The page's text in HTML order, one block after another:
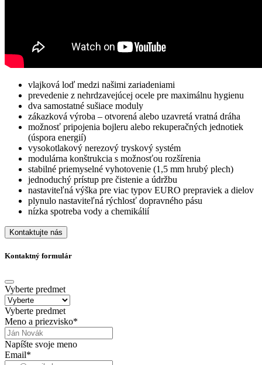
vlajková loď medzi našimi zariadeniami
prevedenie z nehrdzavejúcej ocele pre maximálnu hygienu
dva samostatné sušiace moduly
zákazková výroba – otvorená alebo uzavretá vratná dráha
možnosť pripojenia bojleru alebo rekuperačných jednotiek
(úspora energií)
vysokotlakový nerezový tryskový systém
modulárna konštrukcia s možnosťou rozšírenia
stabilné priemyselné vyhotovenie (1,5 mm hrubý plech)
jednoduchý prístup pre čistenie a údržbu
nastaviteľná výška pre viac typov EURO prepraviek a dielov
plynulo nastaviteľná rýchlosť dopravného pásu
nízka spotreba vody a chemikálií
Kontaktujte nás
Kontaktný formulár
Vyberte predmet
Vyberte predmet
Meno a priezvisko*
Napíšte svoje meno
Email*